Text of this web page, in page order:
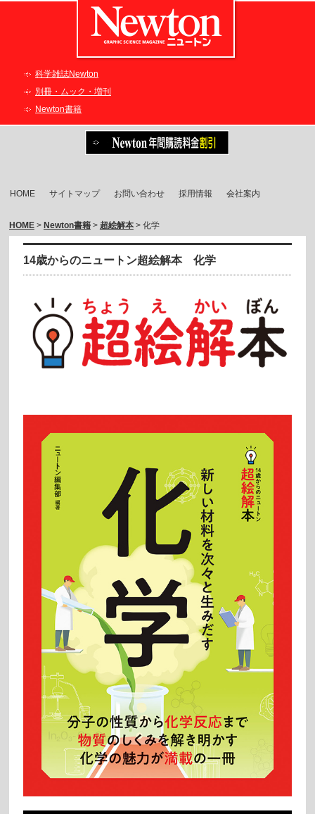
科学雑誌Newton
別冊・ムック・増刊
Newton書籍
HOME サイトマップ お問い合わせ 採用情報 会社案内
HOME> Newton書籍> 超絵解本> 化学
14歳からのニュートン超絵解本 化学